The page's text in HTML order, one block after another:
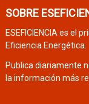
SOBRE
ESEFICIENCIA es el
Eficiencia Energética.
Publica diariamente
la información más